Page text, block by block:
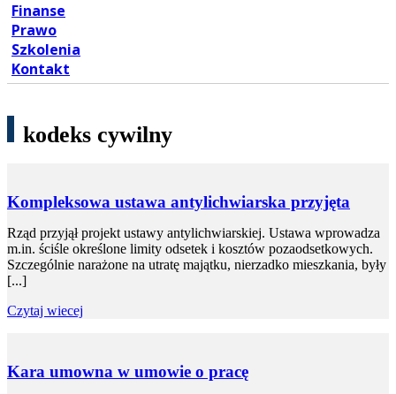
Finanse
Prawo
Szkolenia
Kontakt
kodeks cywilny
Kompleksowa ustawa antylichwiarska przyjęta
Rząd przyjął projekt ustawy antylichwiarskiej. Ustawa wprowadza
m.in. ściśle określone limity odsetek i kosztów pozaodsetkowych.
Szczególnie narażone na utratę majątku, nierzadko mieszkania, były
[...]
Czytaj wiecej
Kara umowna w umowie o pracę